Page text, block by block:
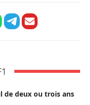
de deux ou trois ans